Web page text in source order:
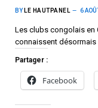
BY LE HAUTPANEL 6
Les clubs congolais en
connaissent désormais
Partager :
Facebook